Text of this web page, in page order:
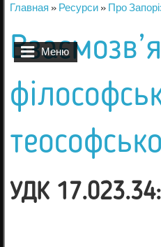
Меню
Главная »Ресурси»Про
УДК